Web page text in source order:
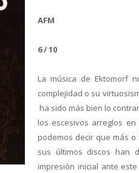
AFM
6 / 10
La música de Ektomorf
complejidad o su
ha sido más bien lo
los escesivos arreglos
podemos decir que más
sus últimos discos han
impresión inicial ante